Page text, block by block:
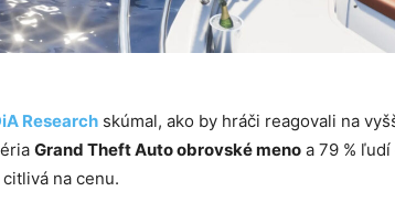
Research skúmal, ako by hráči reagovali na
Grand Theft Auto obrovské meno a 79 %
na cenu.